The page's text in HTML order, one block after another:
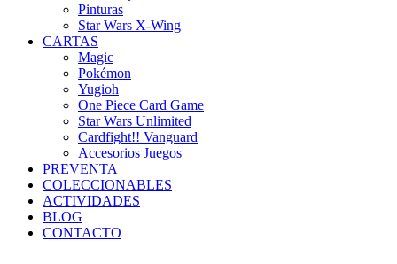
Pinturas
Star Wars X-Wing
CARTAS
Magic
Pokémon
Yugioh
One Piece Card Game
Star Wars Unlimited
Cardfight!! Vanguard
Accesorios Juegos
PREVENTA
COLECCIONABLES
ACTIVIDADES
BLOG
CONTACTO